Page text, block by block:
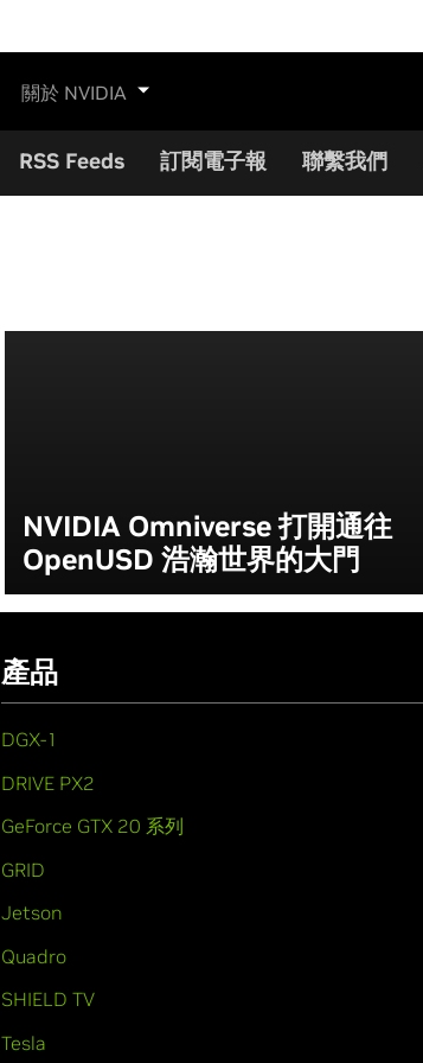
關於 NVIDIA
RSS Feeds 訂閱電子報 聯繫我們
NVIDIA Omniverse 打開通往
OpenUSD 浩瀚世界的大門
產品
DGX-1
DRIVE PX2
GeForce GTX 20 系列
GRID
Jetson
Quadro
SHIELD TV
Tesla